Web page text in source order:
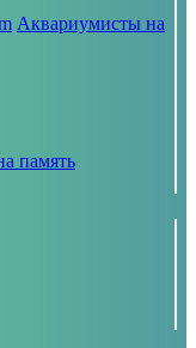
Аквариумисты на
память